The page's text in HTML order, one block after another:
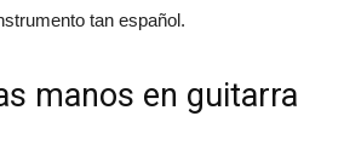
tan español.
manos en guitarra